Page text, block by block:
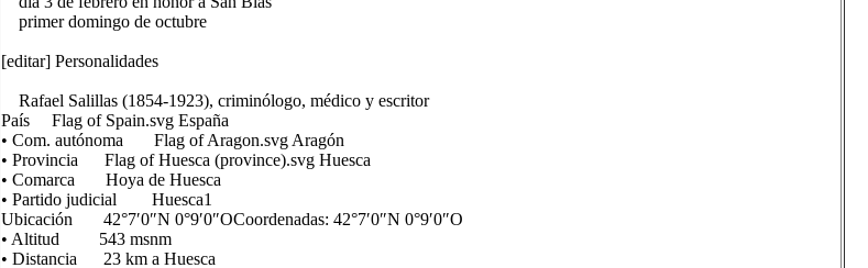
primer domingo de octubre
[editar] Personalidades
Rafael Salillas (1854-1923), criminólogo, médico y escritor
País Flag of Spain.svg España
• Com. autónoma Flag of Aragon.svg Aragón
• Provincia Flag of Huesca (province).svg Huesca
• Comarca Hoya de Huesca
• Partido judicial Huesca1
Ubicación 42°7′0″N 0°9′0″OCoordenadas: 42°7′0″N 0°9′0″O
• Altitud 543 msnm
• Distancia 23 km a Huesca